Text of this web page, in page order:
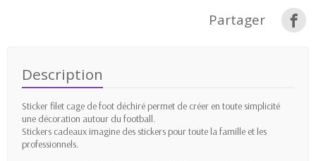
Partager
Description
Sticker filet cage de foot déchiré permet de créer en toute simplicité
une décoration autour du football.
Stickers cadeaux imagine des stickers pour toute la famille et les
professionnels.